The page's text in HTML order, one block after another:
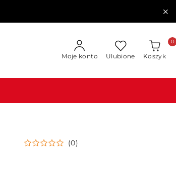
Moje konto Ulubione Koszyk
0
(0)